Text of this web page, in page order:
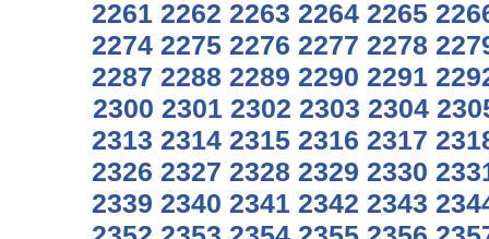
2261 2262 2263 2264 2265
2274 2275 2276 2277 2278
2287 2288 2289 2290 2291
2300 2301 2302 2303 2304
2313 2314 2315 2316 2317
2326 2327 2328 2329 2330
2339 2340 2341 2342 2343